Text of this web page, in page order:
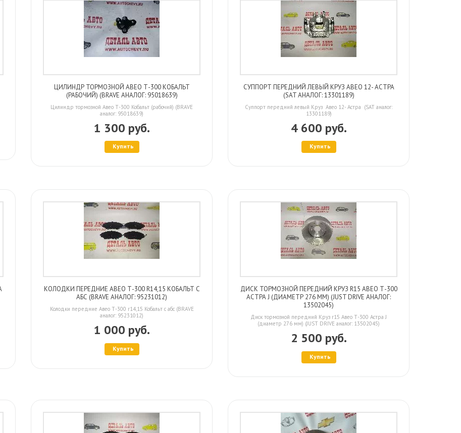
ЦИЛИНДР ТОРМОЗНОЙ АВЕО Т-300 КОБАЛЬТ
(РАБОЧИЙ) (BRAVE АНАЛОГ: 95018639)
Цилиндр тормозной Авео Т-300 Кобальт (рабочий) (BRAVE
аналог: 95018639)
1 300 руб.
Купить
СУППОРТ ПЕРЕДНИЙ ЛЕВЫЙ КРУЗ АВЕО 12- АСТРА
(SAT АНАЛОГ: 13301189)
Суппорт передний левый Круз Авео 12- Астра (SAT аналог:
13301189)
4 600 руб.
Купить
КОЛОДКИ ПЕРЕДНИЕ АВЕО Т-300 R14,15 КОБАЛЬТ С
АБС (BRAVE АНАЛОГ: 95231012)
Колодки передние Авео Т-300 r14,15 Кобальт с абс (BRAVE
аналог: 95231012)
1 000 руб.
Купить
ДИСК ТОРМОЗНОЙ ПЕРЕДНИЙ КРУЗ R15 АВЕО Т-300
АСТРА J (ДИАМЕТР 276 ММ) (JUST DRIVE АНАЛОГ:
13502045)
Диск тормозной передний Круз r15 Авео Т-300 Астра J
(диаметр 276 мм) (JUST DRIVE аналог: 13502045)
2 500 руб.
Купить